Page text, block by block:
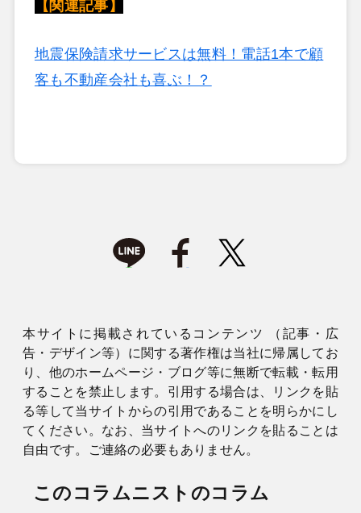
【関連記事】
地震保険請求サービスは無料！電話1本で顧
客も不動産会社も喜ぶ！？
本サイトに掲載されているコンテンツ （記事・広
告・デザイン等）に関する著作権は当社に帰属してお
り、他のホームページ・ブログ等に無断で転載・転用
することを禁止します。引用する場合は、リンクを貼
る等して当サイトからの引用であることを明らかにし
てください。なお、当サイトへのリンクを貼ることは
自由です。ご連絡の必要もありません。
このコラムニストのコラム